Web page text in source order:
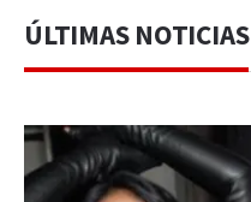
ÚLTIMAS NOTICIAS